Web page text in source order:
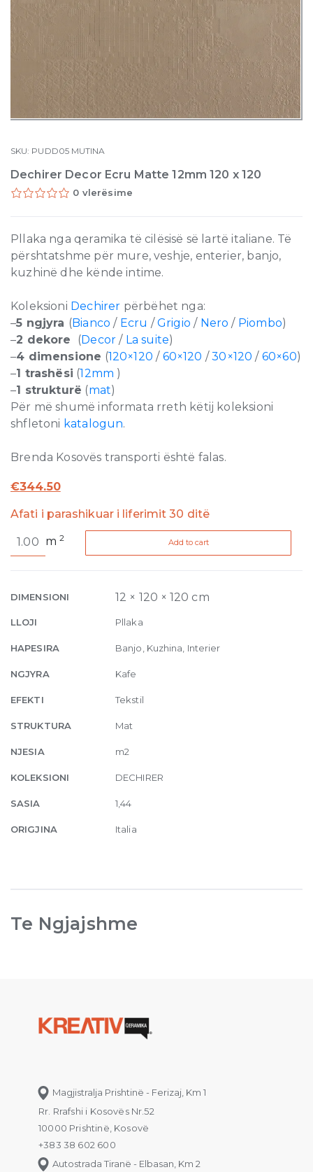
SKU: PUDD05 MUTINA
Dechirer Decor Ecru Matte 12mm 120 x 120
0 vlerësime
Pllaka nga qeramika të cilësisë së lartë italiane. Të
përshtatshme për mure, veshje, enterier, banjo,
kuzhinë dhe kënde intime.
Koleksioni Dechirer përbëhet nga:
–5 ngjyra (Bianco / Ecru /Grigio / Nero / Piombo)
–2 dekore (Decor / La suite)
–4 dimensione (120×120 / 60×120 /30×120 / 60×60)
–1 trashësi (12mm )
–1 strukturë (mat)
Për më shumë informata rreth këtij koleksioni
shfletoni katalogun.
Brenda Kosovës transporti është falas.
€344.50
Afati i parashikuar i liferimit 30 ditë
Decor
12mm
x
120
m2 Add to cart
DIMENSIONI 12 × 120 × 120 cm
LLOJI Pllaka
HAPESIRA Banjo, Kuzhina, Interier
NGJYRA Kafe
EFEKTI Tekstil
STRUKTURA Mat
NJESIA m2
KOLEKSIONI DECHIRER
SASIA 1,44
ORIGJINA Italia
Te Ngjajshme
Magjistralja Prishtinë - Ferizaj, Km 1
Rr. Rrafshi i Kosovës Nr.52
10000 Prishtinë, Kosovë
+383 38 602 600
Autostrada Tiranë - Elbasan, Km 2